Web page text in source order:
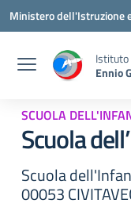
Vai ai contenuti
Vai al menu di navigazione
Vai al footer
Ministero dell'Istruzione
Istituto
Ennio
SCUOLA
Scuola
Scuola
00053